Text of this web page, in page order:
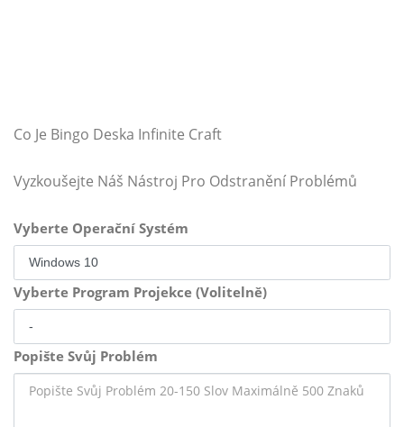
Co Je Bingo Deska Infinite Craft
Vyzkoušejte Náš Nástroj Pro Odstranění Problémů
Vyberte Operační Systém
Vyberte Program Projekce (Volitelně)
Popište Svůj Problém